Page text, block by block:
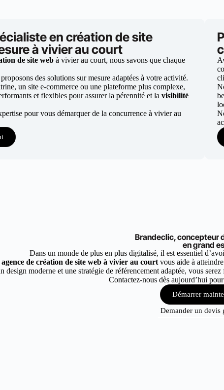
en création de site
à vivier au court
de site web à vivier au court, nous savons que chaque
des solutions sur mesure adaptées à votre activité.
un site e-commerce ou une plateforme plus complexe,
et flexibles pour assurer la pérennité et lavisibilité
pour vous démarquer de la concurrence à vivier au
Brandeclic, concepteur
en grand
Dans un monde de plus en plus digitalisé, il est essentiel
de création de site web à vivier au court vous aide à
design moderne et une stratégie de référencement adaptée, vous
Contactez-nous dès aujourd’hui
Démarrer
Demander un devis